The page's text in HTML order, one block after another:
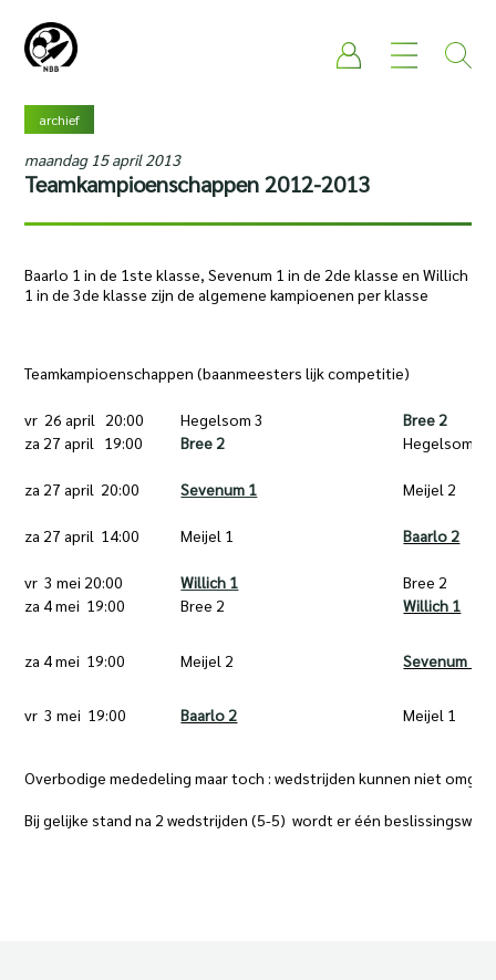
archief
maandag 15 april 2013
Teamkampioenschappen 2012-2013
Baarlo 1 in de 1ste klasse, Sevenum 1 in de 2de klasse en Willich
1 in de 3de klasse zijn de algemene kampioenen per klasse
Teamkampioenschappen (baanmeesters lijk competitie)
vr 26 april 20:00 Hegelsom 3
Bree 2
za 27 april 19:00
Bree 2 Hegelsom 3
za 27 april 20:00 Sevenum 1 Meijel 2
za 27 april 14:00 Meijel 1 Baarlo 2
vr 3 mei 20:00 Willich 1
Bree 2
za 4 mei 19:00
Bree 2 Willich 1
za 4 mei 19:00 Meijel 2 Sevenum 1
vr 3 mei 19:00 Baarlo 2 Meijel 1
Overbodige mededeling maar toch : wedstrijden kunnen niet
Bij gelijke stand na 2 wedstrijden (5-5) wordt er één